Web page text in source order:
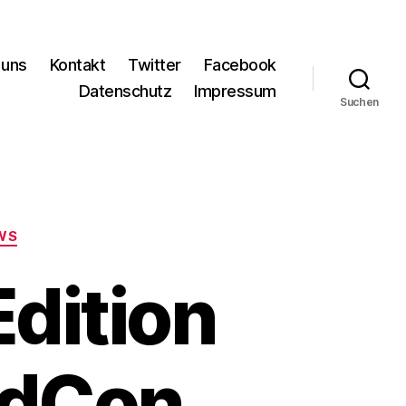
Kontakt Twitter
Facebook
Datenschutz
Impressum
Suchen